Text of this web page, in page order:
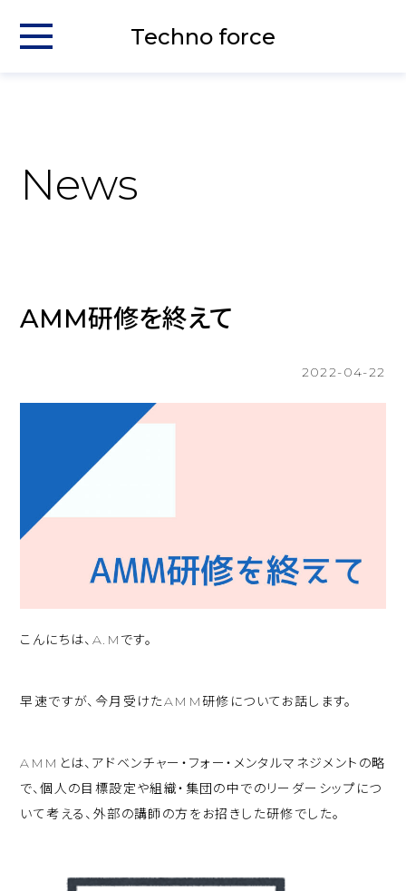
Techno force
News
AMM研修を終えて
2022-04-22
こんにちは、A.Mです。
早速ですが、今月受けたAMM研修についてお話します。
AMMとは、アドベンチャー・フォー・メンタルマネジメントの略
で、個人の目標設定や組織・集団の中でのリーダーシップにつ
いて考える、外部の講師の方をお招きした研修でした。